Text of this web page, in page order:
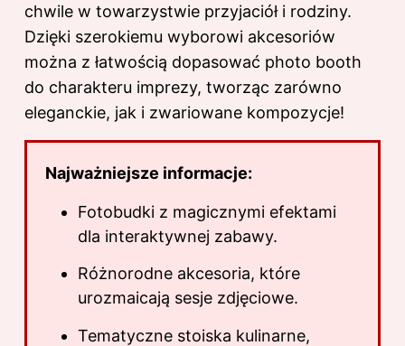
chwile w towarzystwie przyjaciół i rodziny.
Dzięki szerokiemu wyborowi akcesoriów
można z łatwością dopasować photo booth
do charakteru imprezy, tworząc zarówno
eleganckie, jak i zwariowane kompozycje!
Najważniejsze informacje:
Fotobudki z magicznymi efektami
dla interaktywnej zabawy.
Różnorodne akcesoria, które
urozmaicają sesje zdjęciowe.
Tematyczne stoiska kulinarne,